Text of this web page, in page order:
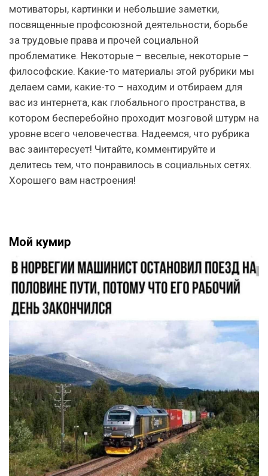
мотиваторы, картинки и небольшие заметки,
посвященные профсоюзной деятельности, борьбе
за трудовые права и прочей социальной
проблематике. Некоторые – веселые, некоторые –
философские. Какие-то материалы этой рубрики мы
делаем сами, какие-то – находим и отбираем для
вас из интернета, как глобального пространства, в
котором бесперебойно проходит мозговой штурм на
уровне всего человечества. Надеемся, что рубрика
вас заинтересует! Читайте, комментируйте и
делитесь тем, что понравилось в социальных сетях.
Хорошего вам настроения!
Мой кумир